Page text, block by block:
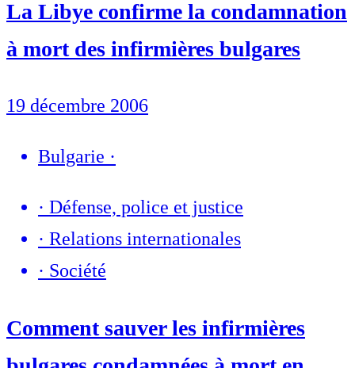
La Libye confirme la condamnation
à mort des infirmières bulgares
19 décembre 2006
Bulgarie ·
· Défense, police et justice
· Relations internationales
· Société
Comment sauver les infirmières